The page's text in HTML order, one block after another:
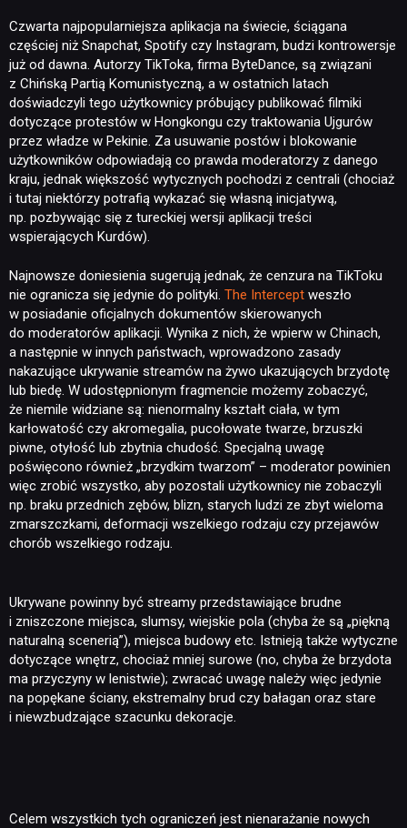
Czwarta najpopularniejsza aplikacja na świecie, ściągana
częściej niż Snapchat, Spotify czy Instagram, budzi kontrowersje
już od dawna. Autorzy TikToka, firma ByteDance, są związani
z Chińską Partią Komunistyczną, a w ostatnich latach
doświadczyli tego użytkownicy próbujący publikować filmiki
dotyczące protestów w Hongkongu czy traktowania Ujgurów
przez władze w Pekinie. Za usuwanie postów i blokowanie
użytkowników odpowiadają co prawda moderatorzy z danego
kraju, jednak większość wytycznych pochodzi z centrali (chociaż
i tutaj niektórzy potrafią wykazać się własną inicjatywą,
np. pozbywając się z tureckiej wersji aplikacji treści
wspierających Kurdów).
Najnowsze doniesienia sugerują jednak, że cenzura na TikToku
nie ogranicza się jedynie do polityki. The Intercept weszło
w posiadanie oficjalnych dokumentów skierowanych
do moderatorów aplikacji. Wynika z nich, że wpierw w Chinach,
a następnie w innych państwach, wprowadzono zasady
nakazujące ukrywanie streamów na żywo ukazujących brzydotę
lub biedę. W udostępnionym fragmencie możemy zobaczyć,
że niemile widziane są: nienormalny kształt ciała, w tym
karłowatość czy akromegalia, pucołowate twarze, brzuszki
piwne, otyłość lub zbytnia chudość. Specjalną uwagę
poświęcono również „brzydkim twarzom” – moderator powinien
więc zrobić wszystko, aby pozostali użytkownicy nie zobaczyli
np. braku przednich zębów, blizn, starych ludzi ze zbyt wieloma
zmarszczkami, deformacji wszelkiego rodzaju czy przejawów
chorób wszelkiego rodzaju.
Ukrywane powinny być streamy przedstawiające brudne
i zniszczone miejsca, slumsy, wiejskie pola (chyba że są „piękną
naturalną scenerią”), miejsca budowy etc. Istnieją także wytyczne
dotyczące wnętrz, chociaż mniej surowe (no, chyba że brzydota
ma przyczyny w lenistwie); zwracać uwagę należy więc jedynie
na popękane ściany, ekstremalny brud czy bałagan oraz stare
i niewzbudzające szacunku dekoracje.
Celem wszystkich tych ograniczeń jest nienarażanie nowych